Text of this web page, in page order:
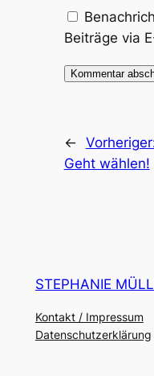
Beiträge via
←
Geht wählen!
STEPHANIE
Kontakt / Impressum
Datenschutzerklärung